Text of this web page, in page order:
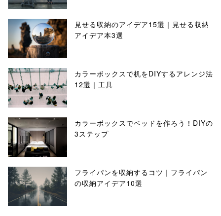
見せる収納のアイデア15選｜見せる収納
アイデア本3選
カラーボックスで机をDIYするアレンジ法
12選｜工具
カラーボックスでベッドを作ろう！DIYの
3ステップ
フライパンを収納するコツ｜フライパン
の収納アイデア10選